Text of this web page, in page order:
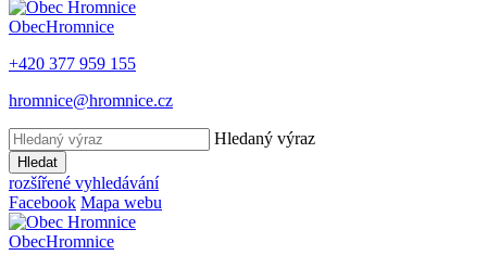
ObecHromnice
+420 377 959 155
hromnice@hromnice.cz
Hledaný výraz
Hledat
rozšířené vyhledávání
Facebook Mapa webu
ObecHromnice